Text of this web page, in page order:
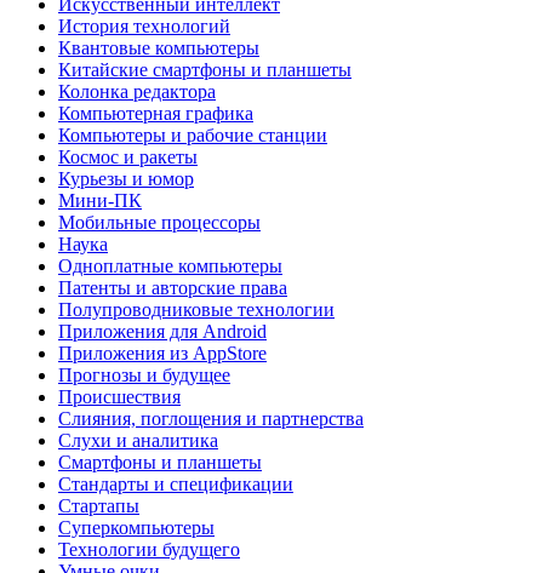
История технологий
Квантовые компьютеры
Китайские смартфоны и планшеты
Колонка редактора
Компьютерная графика
Компьютеры и рабочие станции
Космос и ракеты
Курьезы и юмор
Мини-ПК
Мобильные процессоры
Наука
Одноплатные компьютеры
Патенты и авторские права
Полупроводниковые технологии
Приложения для Android
Приложения из AppStore
Прогнозы и будущее
Происшествия
Слияния, поглощения и партнерства
Слухи и аналитика
Смартфоны и планшеты
Стандарты и спецификации
Стартапы
Суперкомпьютеры
Технологии будущего